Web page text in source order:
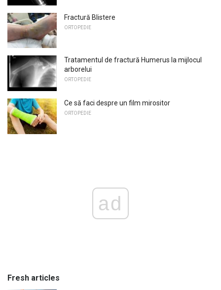
Fractură Blistere
ORTOPEDIE
Tratamentul de fractură Humerus la mijlocul
arborelui
ORTOPEDIE
Ce să faci despre un film mirositor
ORTOPEDIE
ad
Fresh articles